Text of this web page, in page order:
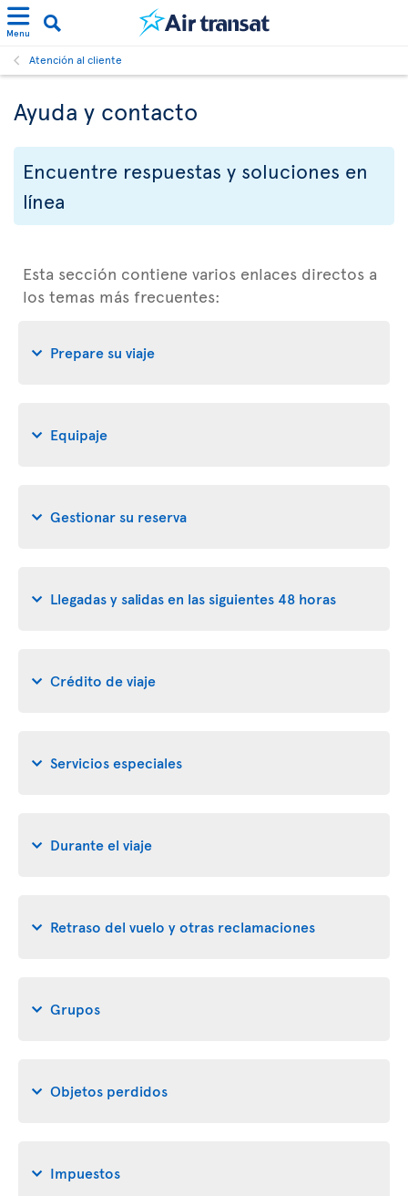
Menu
Atención al cliente
Ayuda y contacto
Encuentre respuestas y soluciones en
línea
Esta sección contiene varios enlaces directos a
los temas más frecuentes:
Prepare su viaje
Equipaje
Gestionar su reserva
Llegadas y salidas en las siguientes 48 horas
Crédito de viaje
Servicios especiales
Durante el viaje
Retraso del vuelo y otras reclamaciones
Grupos
Objetos perdidos
Impuestos